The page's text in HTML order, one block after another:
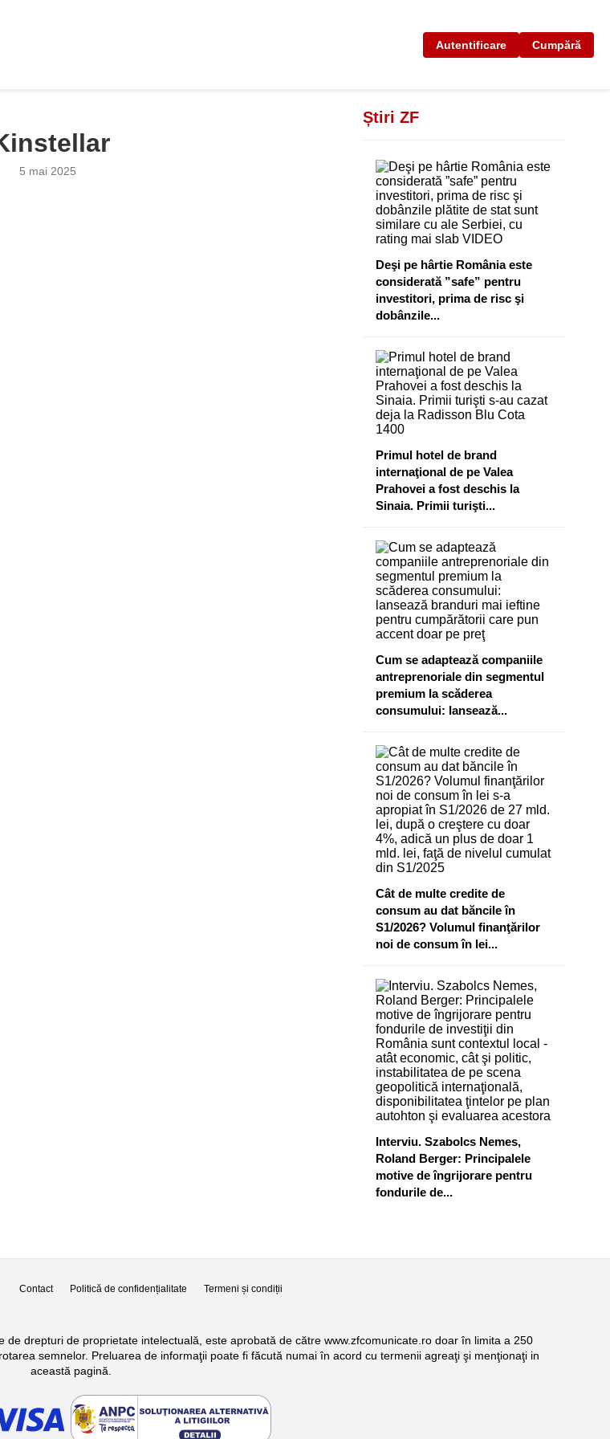
Autentificare Cumpără
5 mai 2025
Știri ZF
Deşi pe hârtie România este
considerată ”safe” pentru
investitori, prima de risc şi
dobânzile...
​Primul hotel de brand
internaţional de pe Valea
Prahovei a fost deschis la
Sinaia. Primii turişti...
Cum se adaptează companiile
antreprenoriale din segmentul
premium la scăderea
consumului: lansează...
Cât de multe credite de
consum au dat băncile în
S1/2026? Volumul finanţărilor
noi de consum în lei...
Interviu. Szabolcs Nemes,
Roland Berger: Principalele
motive de îngrijorare pentru
fondurile de...
Contact Politică de confidențialitate Termeni și condiții
drepturi de proprietate intelectuală, este aprobată de către www.zfcomunicate.ro doar în limita a 250
semnelor. Preluarea de informaţii poate fi făcută numai în acord cu termenii agreaţi şi menţionaţi in
această pagină.